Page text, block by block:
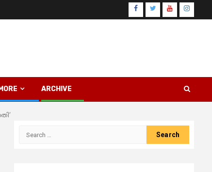
Facebook
TwitterYoutube
MORE ARCHIVE